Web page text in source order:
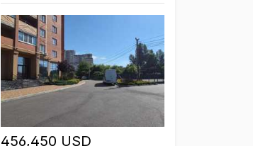
456,450 USD